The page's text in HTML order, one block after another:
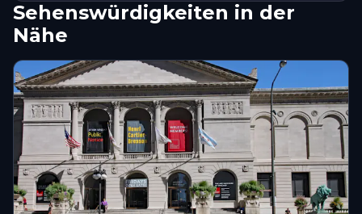
Sehenswürdigkeiten in der
Nähe